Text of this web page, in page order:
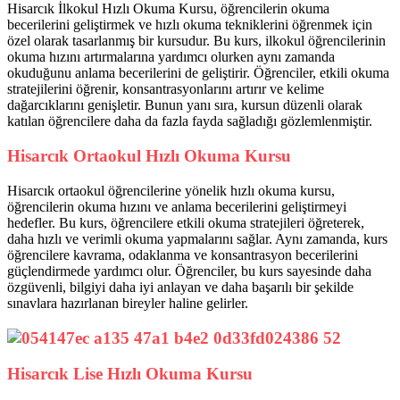
Hisarcık İlkokul Hızlı Okuma Kursu, öğrencilerin okuma
becerilerini geliştirmek ve hızlı okuma tekniklerini öğrenmek için
özel olarak tasarlanmış bir kursudur. Bu kurs, ilkokul öğrencilerinin
okuma hızını artırmalarına yardımcı olurken aynı zamanda
okuduğunu anlama becerilerini de geliştirir. Öğrenciler, etkili okuma
stratejilerini öğrenir, konsantrasyonlarını artırır ve kelime
dağarcıklarını genişletir. Bunun yanı sıra, kursun düzenli olarak
katılan öğrencilere daha da fazla fayda sağladığı gözlemlenmiştir.
Hisarcık Ortaokul Hızlı Okuma Kursu
Hisarcık ortaokul öğrencilerine yönelik hızlı okuma kursu,
öğrencilerin okuma hızını ve anlama becerilerini geliştirmeyi
hedefler. Bu kurs, öğrencilere etkili okuma stratejileri öğreterek,
daha hızlı ve verimli okuma yapmalarını sağlar. Aynı zamanda, kurs
öğrencilere kavrama, odaklanma ve konsantrasyon becerilerini
güçlendirmede yardımcı olur. Öğrenciler, bu kurs sayesinde daha
özgüvenli, bilgiyi daha iyi anlayan ve daha başarılı bir şekilde
sınavlara hazırlanan bireyler haline gelirler.
Hisarcık Lise Hızlı Okuma Kursu